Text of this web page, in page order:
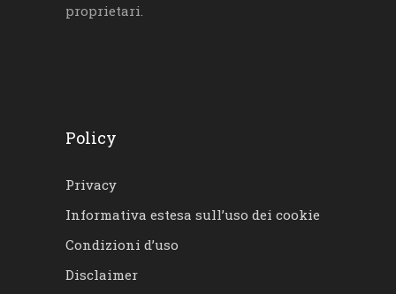
proprietari.
Policy
Privacy
Informativa estesa sull’uso dei cookie
Condizioni d’uso
Disclaimer